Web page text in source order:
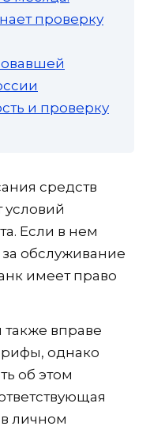
проверку
и проверку
средств
условий
Если в нем
обслуживание
имеет право
вправе
однако
об этом
личном